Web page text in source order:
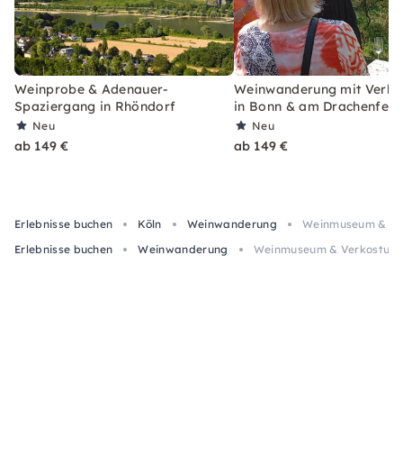
Weinprobe & Adenauer-
Spaziergang in Rhöndorf
Neu
ab 149 €
Weinwanderung mit
in Bonn & am Drachenfels
Neu
ab 149 €
Erlebnisse buchen Köln Weinwanderung
Weinmuseum &
Erlebnisse buchen
Weinwanderung Weinmuseum &